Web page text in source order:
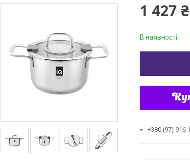
1 427 ₴
В наявності
+380 (97) 916-